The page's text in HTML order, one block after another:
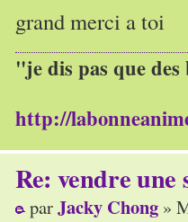
grand merci a toi
"je dis pas que
http://
Re: vendre une
parJacky Chong »